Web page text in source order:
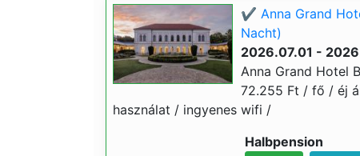
✔️ Anna Grand
Nacht)
2026.07.01 -
Anna Grand Hotel
72.255 Ft / fő / éj
használat / ingyenes wifi /
Halbpension